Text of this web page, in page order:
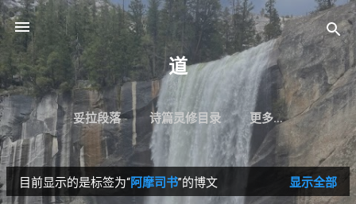
跳至主要内容
道
妥拉段落 诗篇灵修目录 更多…
博
目前显示的是标签为“阿摩司书”的博文 显示全部